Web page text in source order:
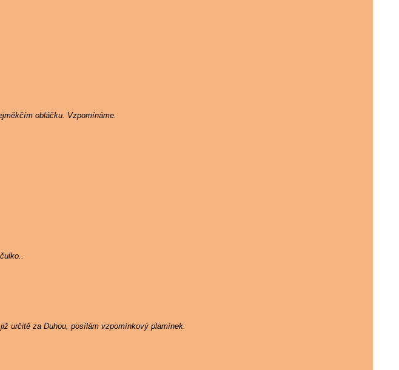
obláčku. Vzpomínáme.
určitě za Duhou, posílám vzpomínkový plamínek.